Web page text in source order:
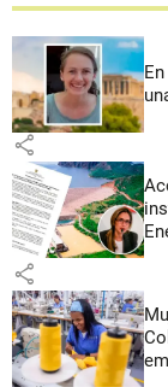
share
share